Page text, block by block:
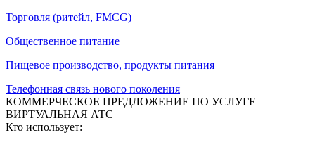
Торговля (ритейл, FMCG)
Общественное питание
Пищевое производство, продукты питания
Телефонная связь нового поколения
КОММЕРЧЕСКОЕ ПРЕДЛОЖЕНИЕ ПО УСЛУГЕ
ВИРТУАЛЬНАЯ АТС
Кто использует: